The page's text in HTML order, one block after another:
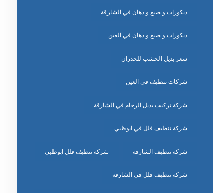
ديكورات و صبغ و دهان في الشارقة
ديكورات و صبغ و دهان في العين
سعر بديل الخشب للجدران
شركات تنظيف في العين
شركة تركيب بديل الرخام في الشارقة
شركة تنظيف فلل في ابوظبي
شركة تنظيف الشارقة شركة تنظيف فلل ابوظبي
شركة تنظيف فلل في الشارقة